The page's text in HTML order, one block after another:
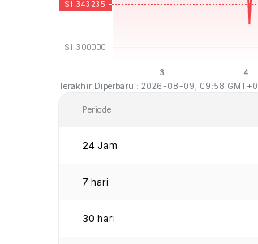
Terakhir Diperbarui: 2026-08-09, 09:58 GMT+0
Periode
24 Jam
7 hari
30 hari